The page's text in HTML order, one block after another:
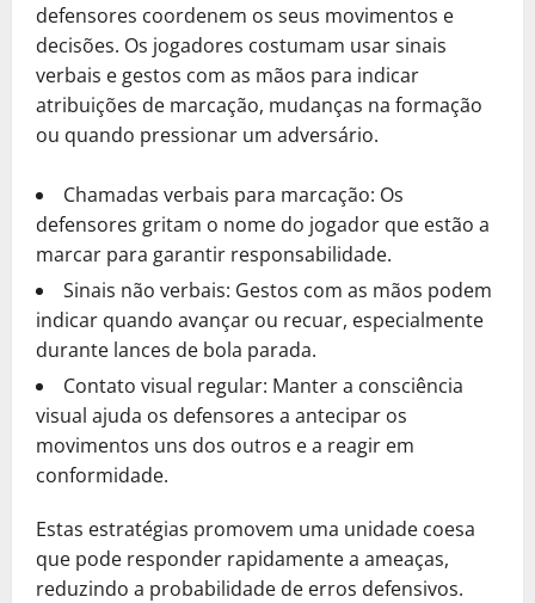
defensores coordenem os seus movimentos e
decisões. Os jogadores costumam usar sinais
verbais e gestos com as mãos para indicar
atribuições de marcação, mudanças na formação
ou quando pressionar um adversário.
Chamadas verbais para marcação: Os
defensores gritam o nome do jogador que estão a
marcar para garantir responsabilidade.
Sinais não verbais: Gestos com as mãos podem
indicar quando avançar ou recuar, especialmente
durante lances de bola parada.
Contato visual regular: Manter a consciência
visual ajuda os defensores a antecipar os
movimentos uns dos outros e a reagir em
conformidade.
Estas estratégias promovem uma unidade coesa
que pode responder rapidamente a ameaças,
reduzindo a probabilidade de erros defensivos.